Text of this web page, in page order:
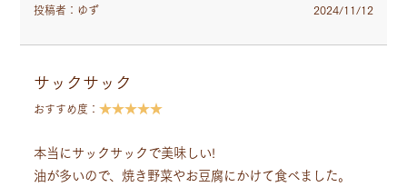
投稿者：ゆず 2024/11/12
サックサック
おすすめ度： ★★★★★
本当にサックサックで美味しい!
油が多いので、焼き野菜やお豆腐にかけて食べました。